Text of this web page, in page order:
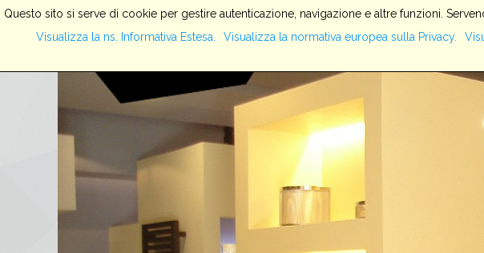
HOME
Questo sito si serve di cookie per gestire autenticazione, navigazione e altre funzioni.
Visualizza la ns. Informativa Estesa.
Visualizza la normativa europea sulla Privacy.